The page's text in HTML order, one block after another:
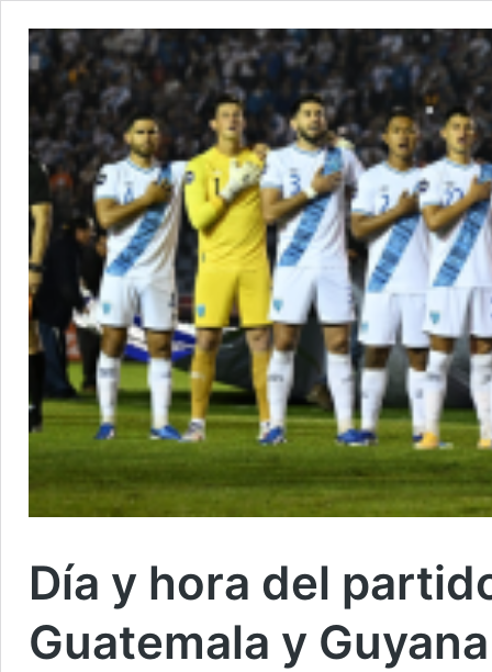
Día y hora del
Guatemala y